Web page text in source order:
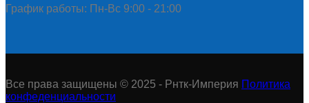
График работы: Пн-Вс 9:00 - 21:00
Все права защищены © 2025 - Рнтк-Империя Политика
конфеденциальности